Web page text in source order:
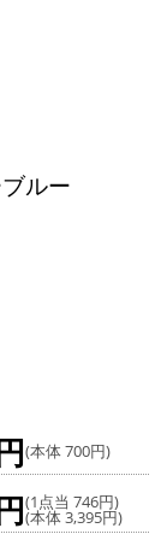
ルー
(本体 700円)
(1点当 746円)
(本体 3,395円)